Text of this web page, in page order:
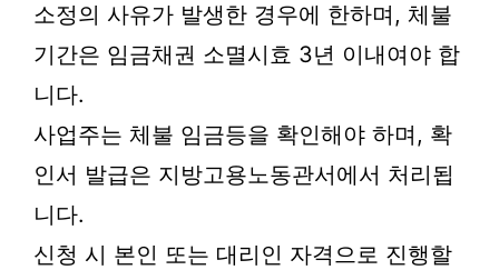
소정의 사유가 발생한 경우에 한하며, 체불
기간은 임금채권 소멸시효 3년 이내여야 합
니다.
사업주는 체불 임금등을 확인해야 하며, 확
인서 발급은 지방고용노동관서에서 처리됩
니다.
신청 시 본인 또는 대리인 자격으로 진행할